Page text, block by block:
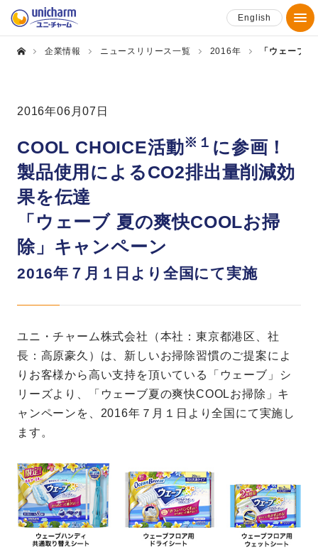
English
企業情報 ニュースリリース一覧 2016年 「ウェーブ
2016年06月07日
COOL CHOICE活動※１ に参画！
製品使用によるCO2排出量削減効
果を伝達
「ウェーブ 夏の爽快COOLお掃
除」キャンペーン
2016年７月１日より全国にて実施
ユニ・チャーム株式会社（本社：東京都港区、社
長：高原豪久）は、新しいお掃除習慣のご提案によ
りお客様から高い支持を頂いている「ウェーブ」シ
リーズより、「ウェーブ夏の爽快COOLお掃除」キ
ャンペーンを、2016年７月１日より全国にて実施し
ます。